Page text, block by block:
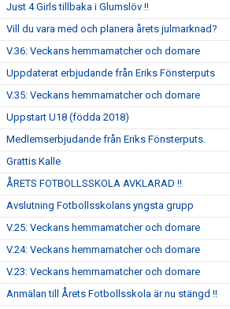
Just 4 Girls tillbaka i Glumslöv !!
Vill du vara med och planera årets julmarknad?
V.36: Veckans hemmamatcher och domare
Uppdaterat erbjudande från Eriks Fönsterputs
V.35: Veckans hemmamatcher och domare
Uppstart U18 (födda 2018)
Medlemserbjudande från Eriks Fönsterputs.
Grattis Kalle
ÅRETS FOTBOLLSSKOLA AVKLARAD !!
Avslutning Fotbollsskolans yngsta grupp
V.25: Veckans hemmamatcher och domare
V.24: Veckans hemmamatcher och domare
V.23: Veckans hemmamatcher och domare
Anmälan till Årets Fotbollsskola är nu stängd !!